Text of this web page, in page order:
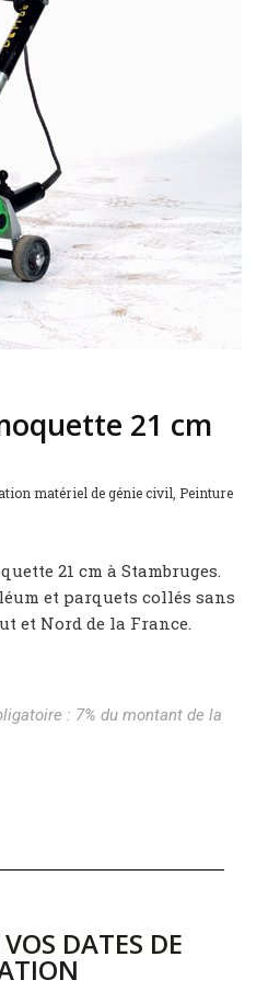
21 cm
matériel de génie civil Peinture
21 cm à Stambruges.
et parquets collés sans
et Nord de la France.
: 7% du montant de la
DATES DE